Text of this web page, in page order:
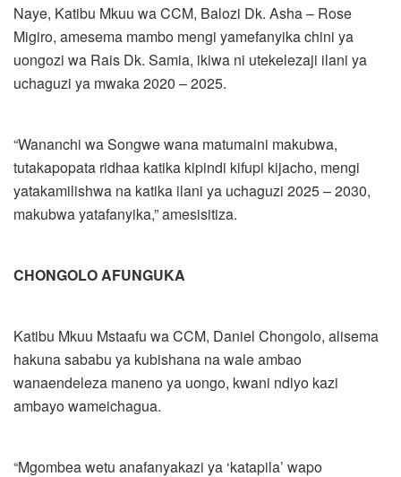
Naye, Katibu Mkuu wa CCM, Balozi Dk. Asha – Rose
Migiro, amesema mambo mengi yamefanyika chini ya
uongozi wa Rais Dk. Samia, ikiwa ni utekelezaji ilani ya
uchaguzi ya mwaka 2020 – 2025.
“Wananchi wa Songwe wana matumaini makubwa,
tutakapopata ridhaa katika kipindi kifupi kijacho, mengi
yatakamilishwa na katika ilani ya uchaguzi 2025 – 2030,
makubwa yatafanyika,” amesisitiza.
CHONGOLO AFUNGUKA
Katibu Mkuu Mstaafu wa CCM, Daniel Chongolo, alisema
hakuna sababu ya kubishana na wale ambao
wanaendeleza maneno ya uongo, kwani ndiyo kazi
ambayo wameichagua.
“Mgombea wetu anafanyakazi ya ‘katapila’ wapo